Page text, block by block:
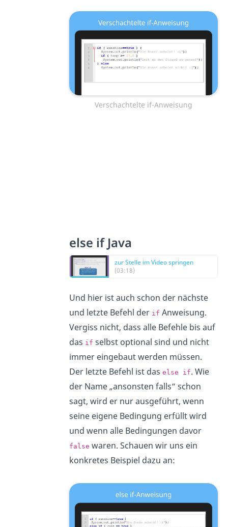
Verschachtelte if-Anweisung
else if Java
zur Stelle im Video springen
(03:18)
Und hier ist auch schon der nächste
und letzte Befehl der if Anweisung.
Vergiss nicht, dass alle Befehle bis auf
das if selbst optional sind und nicht
immer eingebaut werden müssen.
Der letzte Befehl ist das else if. Wie
der Name „ansonsten falls“ schon
sagt, wird er nur ausgeführt, wenn
seine eigene Bedingung erfüllt wird
und wenn alle Bedingungen davor
false waren. Schauen wir uns ein
konkretes Beispiel dazu an: